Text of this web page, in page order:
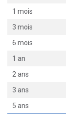
1 mois
3 mois
6 mois
1 an
2 ans
3 ans
5 ans